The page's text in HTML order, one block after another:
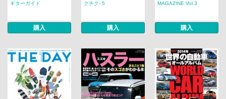
ギターガイド
購入
クチク- 5
購入
MAGAZINE Vol.3
購入